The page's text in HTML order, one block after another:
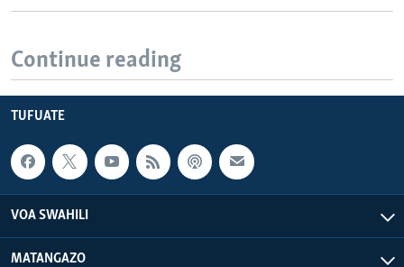
Continue reading
TUFUATE
VOA SWAHILI
MATANGAZO